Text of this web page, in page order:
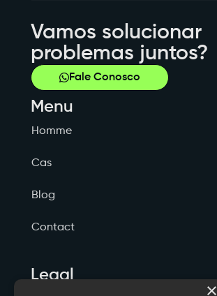
Vamos solucionar
problemas juntos?
Fale Conosco
Menu
Homme
Cas
Blog
Contact
Legal
×